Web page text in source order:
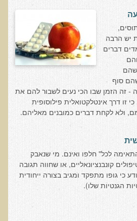
רעלים
ותזונת האדם
בריא
יש הרבה
דברים
סוף
- זה הזמן שבו הכי נעים לשבור להם את
זו דרך אינטלקטואלית פילוסופית
ולא לקחת דברים כמובנים מאליהם.
לכל" חלפו ואינם. מי שנאבק
קונבנציונאליים, או שחווה תגובה
כי גופו מתפקד ומגיב בצורה ייחודית
הגנטיות שלו).